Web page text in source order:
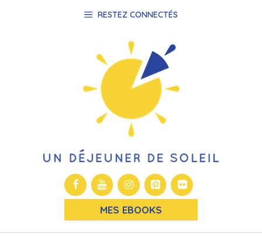
RESTEZ CONNECTÉS
MES EBOOKS